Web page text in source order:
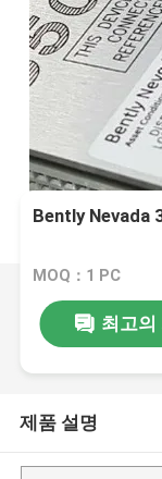
Bently Nevada
MOQ：1 PC
최고의
제품 설명